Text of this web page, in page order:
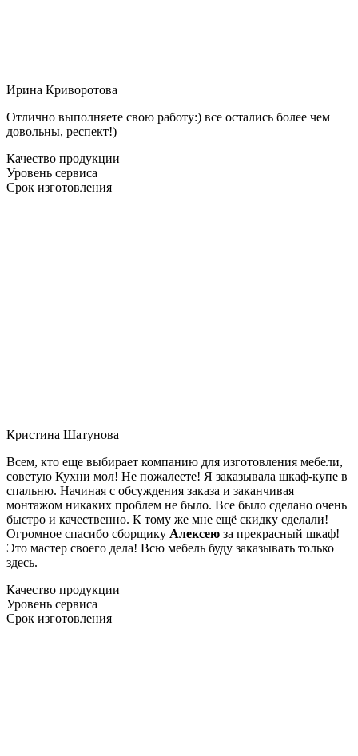
Ирина Криворотова
Отлично выполняете свою работу:) все остались более чем
довольны, респект!)
Качество продукции
Уровень сервиса
Срок изготовления
Кристина Шатунова
Всем, кто еще выбирает компанию для изготовления мебели,
советую Кухни мол! Не пожалеете! Я заказывала шкаф-купе в
спальню. Начиная с обсуждения заказа и заканчивая
монтажом никаких проблем не было. Все было сделано очень
быстро и качественно. К тому же мне ещё скидку сделали!
Огромное спасибо сборщику Алексею за прекрасный шкаф!
Это мастер своего дела! Всю мебель буду заказывать только
здесь.
Качество продукции
Уровень сервиса
Срок изготовления